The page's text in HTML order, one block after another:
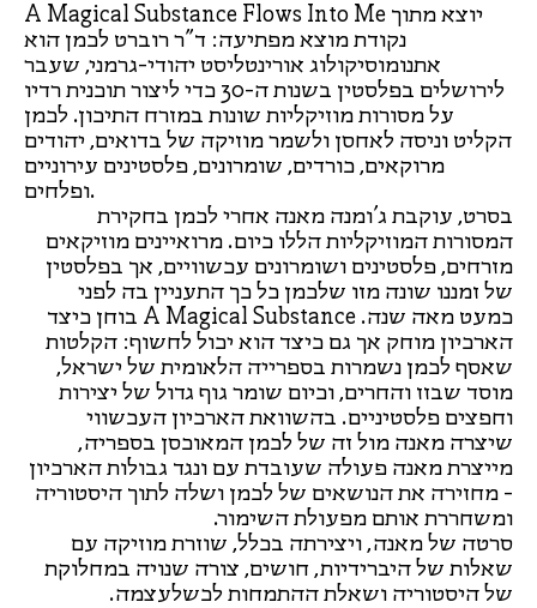
A Magical Substance Flows Into Me יוצא מתוך
נקודת מוצא מפתיעה: ד"ר רוברט לכמן הוא
אתנומוסיקולוג אורינטליסט יהודי-גרמני, שעבר
לירושלים בפלסטין בשנות ה-30 כדי ליצור תוכנית רדיו
על מסורות מוזיקליות שונות במזרח התיכון. לכמן
הקליט וניסה לאחסן ולשמר מוזיקה של בדואים, יהודים
מרוקאים, כורדים, שומרונים, פלסטינים עירוניים
ופלחים.
בסרט, עוקבת ג'ומנה מאנה אחרי לכמן בחקירת
המסורות המוזיקליות הללו כיום. מרואיינים מוזיקאים
מזרחים, פלסטינים ושומרונים עכשוויים, אך בפלסטין
של זמננו שונה מזו שלכמן כל כך התעניין בה לפני
כמעט מאה שנה. A Magical Substance בוחן כיצד
הארכיון מוחק אך גם כיצד הוא יכול לחשוף: הקלטות
שאסף לכמן נשמרות בספרייה הלאומית של ישראל,
מוסד שבזז והחרים, וכיום שומר גוף גדול של יצירות
וחפצים פלסטיניים. בהשוואת הארכיון העכשווי
שיצרה מאנה מול זה של לכמן המאוכסן בספריה,
מייצרת מאנה פעולה שעובדת עם ונגד גבולות הארכיון
- מחזירה את הנושאים של לכמן ושלה לתוך היסטוריה
ומשחררת אותם מפעולת השימור.
סרטה של מאנה, ויצירתה בכלל, שוזרת מוזיקה עם
שאלות של היברידיות, חושים, צורה שנויה במחלוקת
של היסטוריה ושאלת ההתמחות לכשלעצמה.